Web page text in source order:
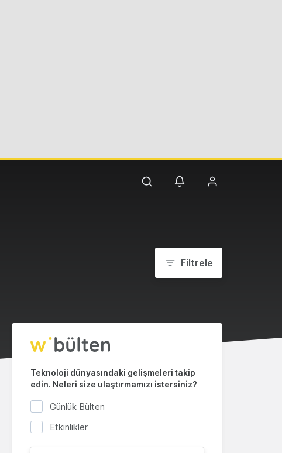
Filtrele
Teknoloji dünyasındaki gelişmeleri takip
edin. Neleri size ulaştırmamızı istersiniz?
Günlük Bülten
Etkinlikler